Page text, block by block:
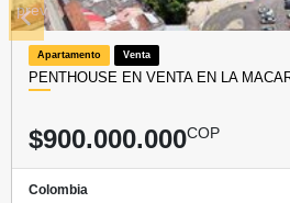
Apartamento Venta
PENTHOUSE EN VENTA EN LA
$900.000.000COP
Colombia
prev